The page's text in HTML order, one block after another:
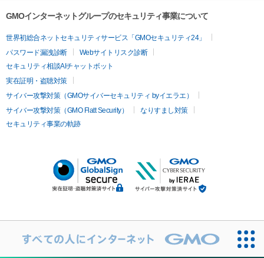
GMOインターネットグループのセキュリティ事業について
世界初総合ネットセキュリティサービス「GMOセキュリティ24」
パスワード漏洩診断
Webサイトリスク診断
セキュリティ相談AIチャットボット
実在証明・盗聴対策
サイバー攻撃対策（GMOサイバーセキュリティ byイエラエ）
サイバー攻撃対策（GMO Flatt Security）
なりすまし対策
セキュリティ事業の軌跡